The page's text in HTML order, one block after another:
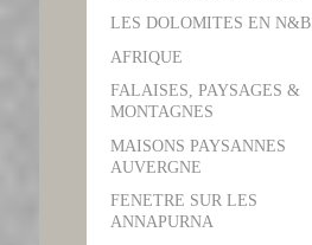
LES DOLOMITES EN N&B
AFRIQUE
FALAISES, PAYSAGES &
MONTAGNES
MAISONS PAYSANNES
AUVERGNE
FENETRE SUR LES
ANNAPURNA